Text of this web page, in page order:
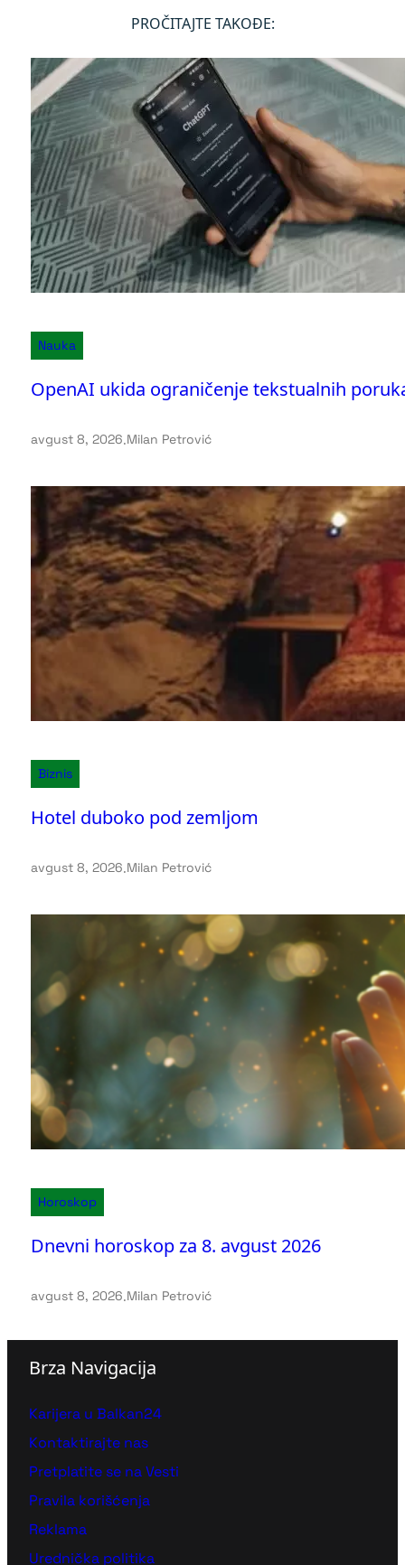
PROČITAJTE TAKOĐE:
Nauka
OpenAI ukida ograničenje tekstualnih
avgust 8, 2026.Milan Petrović
Biznis
Hotel duboko pod zemljom
avgust 8, 2026.Milan Petrović
Horoskop
Dnevni horoskop za 8. avgust 2026
avgust 8, 2026.Milan Petrović
Brza Navigacija
Karijera u Balkan24
Kontaktirajte nas
Pretplatite se na Vesti
Pravila korišćenja
Reklama
Urednička politika